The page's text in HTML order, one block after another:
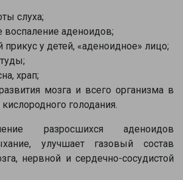
слуха;
воспаление аденоидов;
у детей, «аденоидное» лицо;
храп;
мозга и всего организма в
голодания.
разросшихся аденоидов
улучшает газовый состав
нервной и сердечно-сосудистой